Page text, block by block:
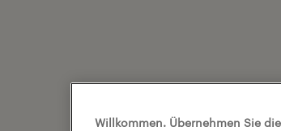
Willkommen. Übernehmen Sie